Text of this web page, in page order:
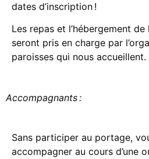
dates d’inscription !
Les repas et l’hébergement de
seront pris en charge par
paroisses qui nous accueillent.
Accompagnants:
Sans participer au portage,
accompagner au cours d’une